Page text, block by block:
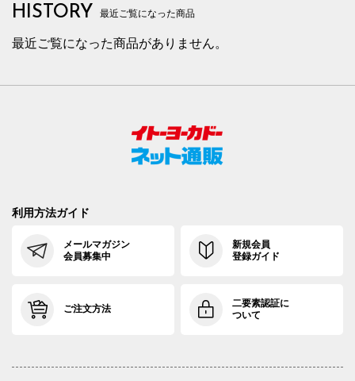
HISTORY 最近ご覧になった商品
最近ご覧になった商品がありません。
利用方法ガイド
メールマガジン
会員募集中
新規会員
登録ガイド
ご注文方法
二要素認証に
ついて